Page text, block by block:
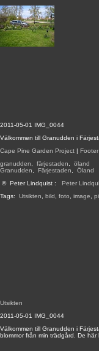
2011-05-01 IMG_0044
Välkommen till Granudden i
Cape Pine Garden Project | Footer
granudden
färjestaden
öland
Granudden
Färjestaden
Öland
© Peter Lindquist : Peter
Tags: Utsikten bild foto image
Utsikten
2011-05-01 IMG_0044
Välkommen till Granudden i
blommor från min trädgård. De här